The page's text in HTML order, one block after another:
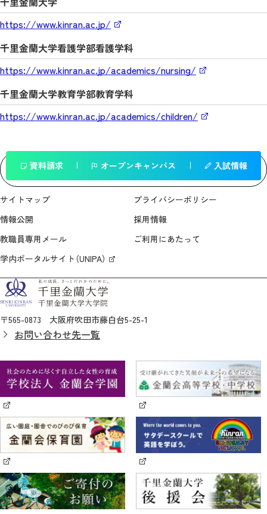
https://www.kinran.ac.jp/
千里金蘭大学看護学部看護学科
https://www.kinran.ac.jp/academics/nursing/
千里金蘭大学教育学部教育学科
https://www.kinran.ac.jp/academics/children/
一覧へ戻る
資料請求 オープンキャンパス 入試情報
サイトマップ
プライバシーポリシー
情報公開
採用情報
教職員専用メール
ご利用にあたって
学内ポータルサイト（UNIPA）
〒565-0873 大阪府吹田市藤白台5-25-1
お問い合わせ先一覧